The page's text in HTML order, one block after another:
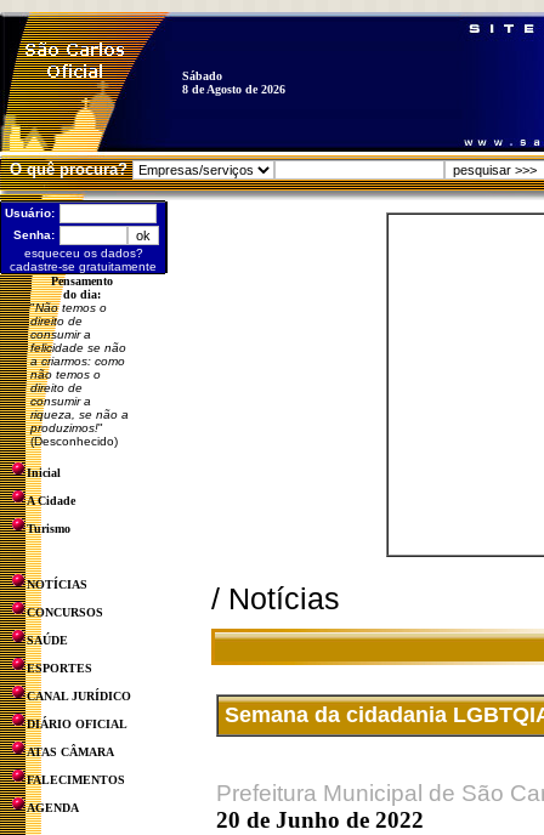
Sábado
8 de Agosto de 2026
O quê procura?
Usuário:
Senha:
esqueceu os dados?
cadastre-se gratuitamente
Pensamento
do dia:
"Não temos o
direito de
consumir a
felicidade se não
a criarmos: como
não temos o
direito de
consumir a
riqueza, se não a
produzimos!"
(Desconhecido)
Inicial
A Cidade
Turismo
NOTÍCIAS
CONCURSOS
SAÚDE
ESPORTES
CANAL JURÍDICO
DIÁRIO OFICIAL
ATAS CÂMARA
FALECIMENTOS
AGENDA
/ Notícias
Semana da cidadania
Prefeitura Municipal de São
20 de Junho de 2022